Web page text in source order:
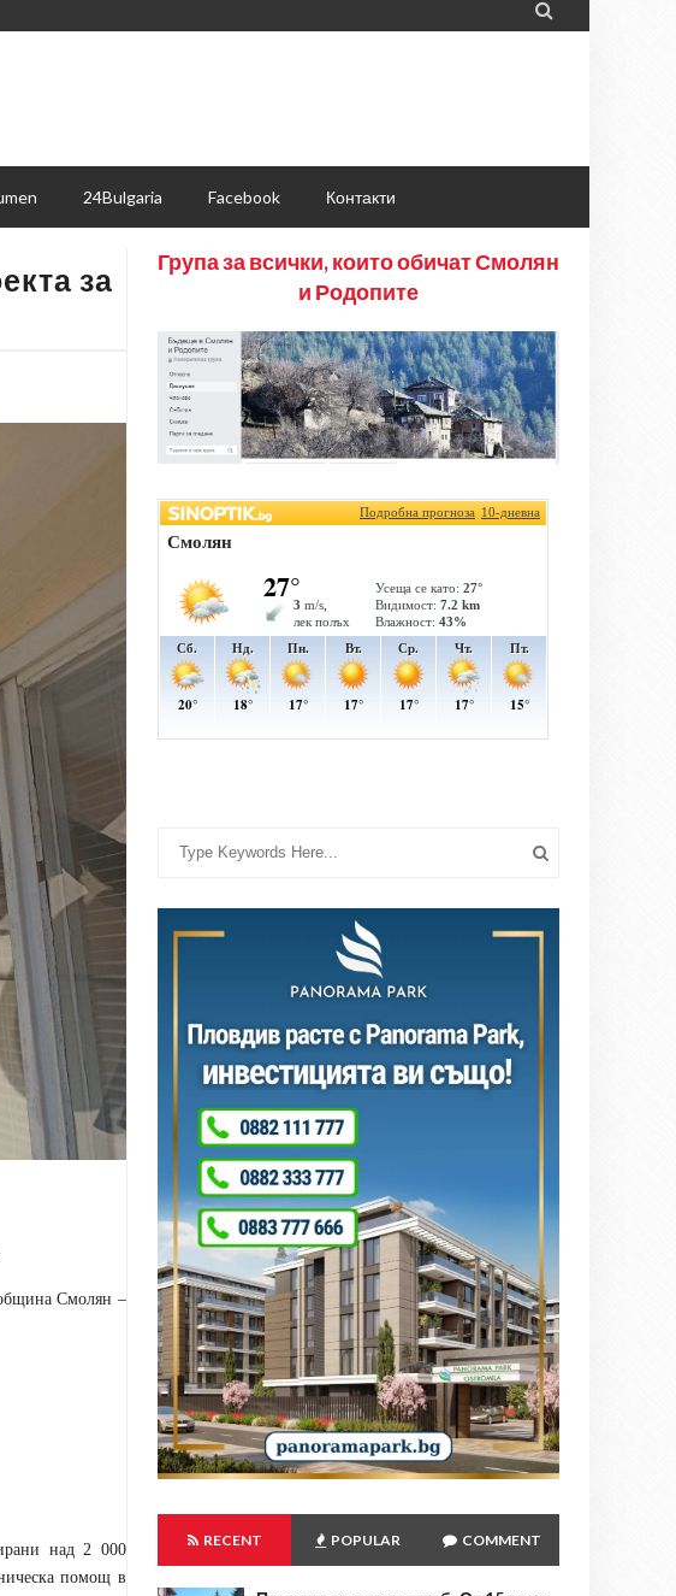

24Bulgaria Facebook Контакти
за
Смолян –
над 2 000
помощ в
Група за всички, които обичат Смолян
и Родопите
RECENT POPULAR COMMENT